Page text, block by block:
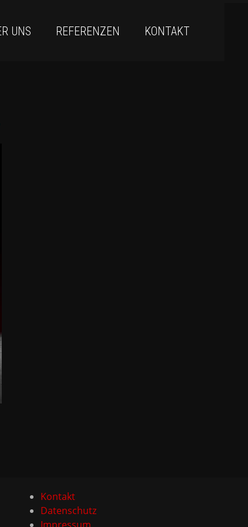
UNS REFERENZEN KONTAKT
Kontakt
Datenschutz